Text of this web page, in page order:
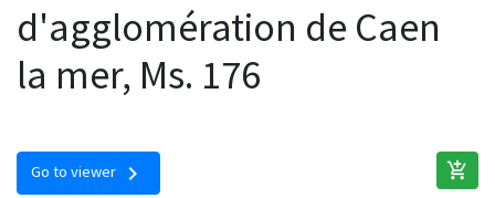
d'agglomération de Caen
la mer, Ms. 176
Go to viewer chevron_right add_shopping_cart